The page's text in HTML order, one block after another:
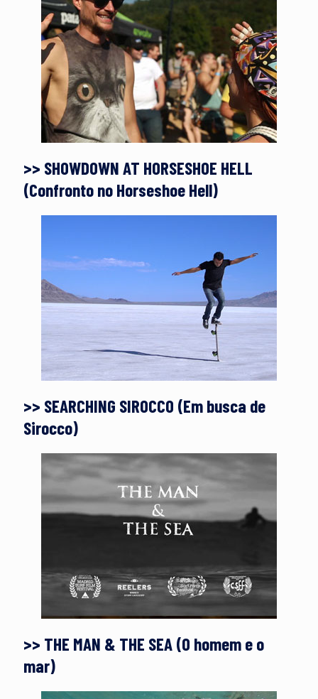
>> SHOWDOWN AT HORSESHOE HELL
(Confronto no Horseshoe Hell)
>> SEARCHING SIROCCO (Em busca de
Sirocco)
>> THE MAN & THE SEA (O homem e o
mar)